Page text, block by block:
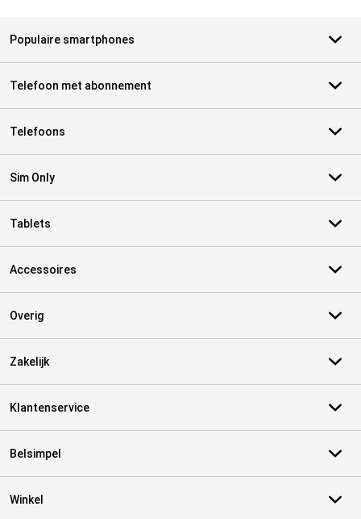
Populaire smartphones
Telefoon met abonnement
Telefoons
Sim Only
Tablets
Accessoires
Overig
Zakelijk
Klantenservice
Belsimpel
Winkel